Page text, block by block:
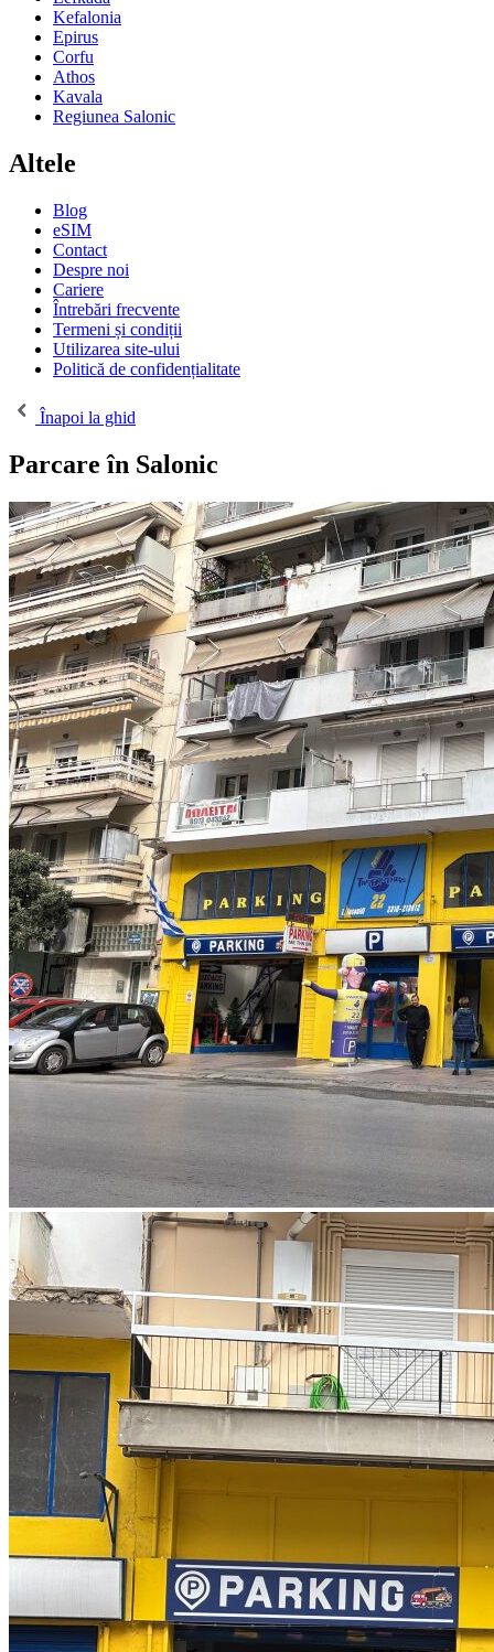
Kefalonia
Epirus
Corfu
Athos
Kavala
Regiunea Salonic
Altele
Blog
eSIM
Contact
Despre noi
Cariere
Întrebări frecvente
Termeni și condiții
Utilizarea site-ului
Politică de confidențialitate
Înapoi la ghid
Parcare în Salonic